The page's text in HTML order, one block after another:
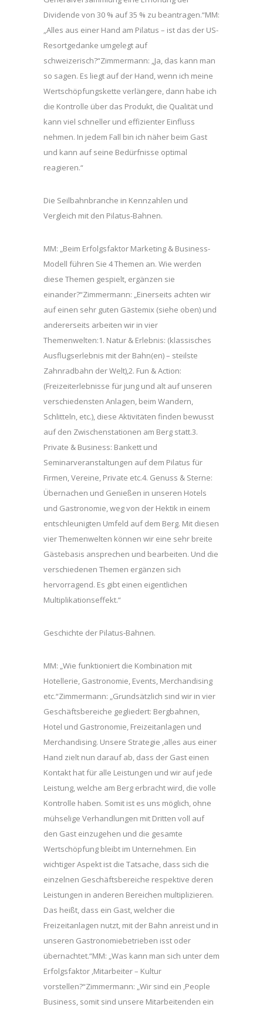
Dividende von 30 % auf 35 % zu beantragen.“MM:
„Alles aus einer Hand am Pilatus – ist das der US-
Resortgedanke umgelegt auf
schweizerisch?“Zimmermann: „Ja, das kann man
so sagen. Es liegt auf der Hand, wenn ich meine
Wertschöpfungskette verlängere, dann habe ich
die Kontrolle über das Produkt, die Qualität und
kann viel schneller und effizienter Einfluss
nehmen. In jedem Fall bin ich näher beim Gast
und kann auf seine Bedürfnisse optimal
reagieren.“
Die Seilbahnbranche in Kennzahlen und
Vergleich mit den Pilatus-Bahnen.
MM: „Beim Erfolgsfaktor Marketing & Business-
Modell führen Sie 4 Themen an. Wie werden
diese Themen gespielt, ergänzen sie
einander?“Zimmermann: „Einerseits achten wir
auf einen sehr guten Gästemix (siehe oben) und
andererseits arbeiten wir in vier
Themenwelten:1. Natur & Erlebnis: (klassisches
Ausflugserlebnis mit der Bahn(en) – steilste
Zahnradbahn der Welt),2. Fun & Action:
(Freizeiterlebnisse für jung und alt auf unseren
verschiedensten Anlagen, beim Wandern,
Schlitteln, etc.), diese Aktivitäten finden bewusst
auf den Zwischenstationen am Berg statt.3.
Private & Business: Bankett und
Seminarveranstaltungen auf dem Pilatus für
Firmen, Vereine, Private etc.4. Genuss & Sterne:
Übernachen und Genießen in unseren Hotels
und Gastronomie, weg von der Hektik in einem
entschleunigten Umfeld auf dem Berg. Mit diesen
vier Themenwelten können wir eine sehr breite
Gästebasis ansprechen und bearbeiten. Und die
verschiedenen Themen ergänzen sich
hervorragend. Es gibt einen eigentlichen
Multiplikationseffekt.“
Geschichte der Pilatus-Bahnen.
MM: „Wie funktioniert die Kombination mit
Hotellerie, Gastronomie, Events, Merchandising
etc.“Zimmermann: „Grundsätzlich sind wir in vier
Geschäftsbereiche gegliedert: Bergbahnen,
Hotel und Gastronomie, Freizeitanlagen und
Merchandising. Unsere Strategie ,alles aus einer
Hand zielt nun darauf ab, dass der Gast einen
Kontakt hat für alle Leistungen und wir auf jede
Leistung, welche am Berg erbracht wird, die volle
Kontrolle haben. Somit ist es uns möglich, ohne
mühselige Verhandlungen mit Dritten voll auf
den Gast einzugehen und die gesamte
Wertschöpfung bleibt im Unternehmen. Ein
wichtiger Aspekt ist die Tatsache, dass sich die
einzelnen Geschäftsbereiche respektive deren
Leistungen in anderen Bereichen multiplizieren.
Das heißt, dass ein Gast, welcher die
Freizeitanlagen nutzt, mit der Bahn anreist und in
unseren Gastronomiebetrieben isst oder
übernachtet.“MM: „Was kann man sich unter dem
Erfolgsfaktor ,Mitarbeiter – Kultur
vorstellen?“Zimmermann: „Wir sind ein ,People
Business, somit sind unsere Mitarbeitenden ein